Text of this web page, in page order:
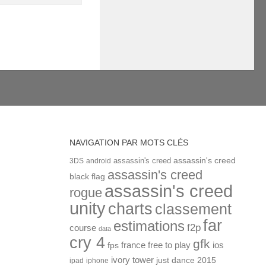
NAVIGATION PAR MOTS CLÉS
3DS android assassin's creed assassin's creed
black flag assassin's creed
rogue assassin's creed
unitycharts classement
course data estimations f2p far
cry 4 fps france free to play gfk ios
ipad iphone ivory tower just dance 2015